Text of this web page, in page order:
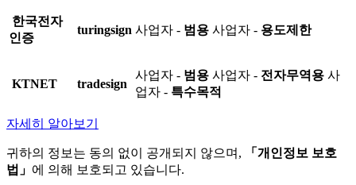
한국전자
인증
turingsign 사업자 - 범용 사업자 - 용도제한
KTNET tradesign
사업자 - 범용 사업자 - 전자무역용 사
업자 - 특수목적
자세히 알아보기
귀하의 정보는 동의 없이 공개되지 않으며,
「개인정보 보호
법」 에 의해 보호되고 있습니다.